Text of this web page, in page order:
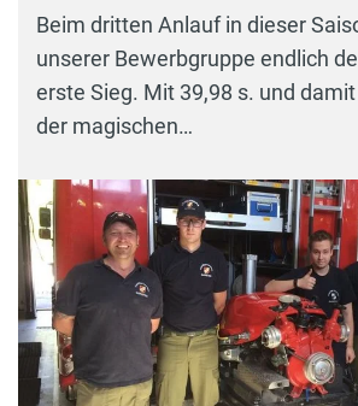
Beim dritten Anlauf in dieser
unserer Bewerbgruppe endlich
erste Sieg. Mit 39,98 s. und
der magischen…